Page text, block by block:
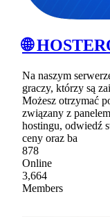
🌐
Na naszym
graczy, którzy są
Możesz otrzymać
związany z
hostingu, odwiedź
ceny oraz ba
878
Online
3,664
Members